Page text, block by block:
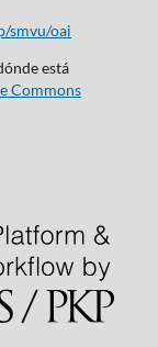
smvu/oai
está
Commons